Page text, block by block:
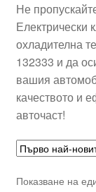
Транспорт
Не
Електрически
охладителна
132333 и да
вашия
качеството и
авточаст!
Показване на